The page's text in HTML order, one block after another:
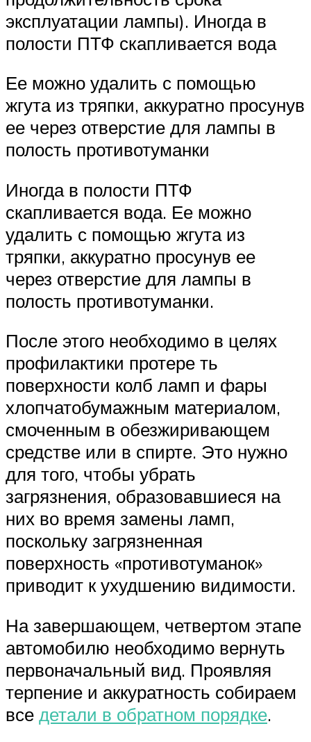
эксплуатации лампы). Иногда в
полости ПТФ скапливается вода
Ее можно удалить с помощью
жгута из тряпки, аккуратно просунув
ее через отверстие для лампы в
полость противотуманки
Иногда в полости ПТФ
скапливается вода. Ее можно
удалить с помощью жгута из
тряпки, аккуратно просунув ее
через отверстие для лампы в
полость противотуманки.
После этого необходимо в целях
профилактики протере ть
поверхности колб ламп и фары
хлопчатобумажным материалом,
смоченным в обезжиривающем
средстве или в спирте. Это нужно
для того, чтобы убрать
загрязнения, образовавшиеся на
них во время замены ламп,
поскольку загрязненная
поверхность «противотуманок»
приводит к ухудшению видимости.
На завершающем, четвертом этапе
автомобилю необходимо вернуть
первоначальный вид. Проявляя
терпение и аккуратность собираем
все детали в обратном порядке.